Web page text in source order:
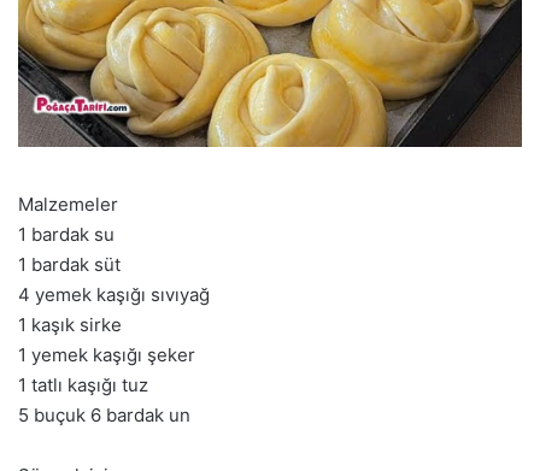
Malzemeler
1 bardak su
1 bardak süt
4 yemek kaşığı sıvıyağ
1 kaşık sirke
1 yemek kaşığı şeker
1 tatlı kaşığı tuz
5 buçuk 6 bardak un